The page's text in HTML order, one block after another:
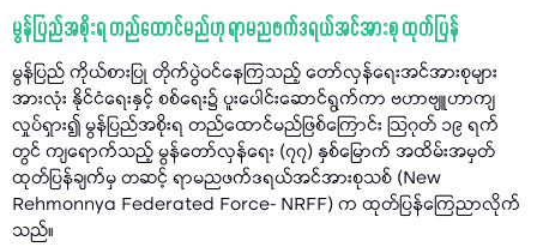
မွန်ပြည်အစိုးရ တည်ထောင်မည်ဟု ရာမညဖက်ဒရယ်အင်အားစု ထုတ်ပြန်
မွန်ပြည် ကိုယ်စားပြု တိုက်ပွဲဝင်နေကြသည့် တော်လှန်ရေးအင်အားစုများ
အားလုံး နိုင်ငံရေးနှင့် စစ်ရေး၌ ပူးပေါင်းဆောင်ရွက်ကာ ဗဟာဗျူဟာကျ
လှုပ်ရှား၍ မွန်ပြည်အစိုးရ တည်ထောင်မည်ဖြစ်ကြောင်း သြဂုတ် ၁၉ ရက်
တွင် ကျရောက်သည့် မွန်တော်လှန်ရေး (၇၇) နှစ်မြောက် အထိမ်းအမှတ်
ထုတ်ပြန်ချက်မှ တဆင့် ရာမညဖက်ဒရယ်အင်အားစုသစ် (New
Rehmonnya Federated Force- NRFF) က ထုတ်ပြန်ကြေညာလိုက်
သည်။